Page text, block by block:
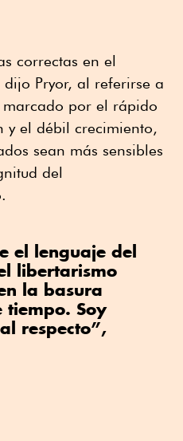
correctas en el
Pryor, al referirse a
por el rápido
y el débil crecimiento,
sean más sensibles
del
el lenguaje del
libertarismo
la basura
tiempo. Soy
respecto”,